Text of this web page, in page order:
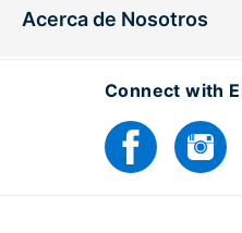
Acerca de Nosotros
Connect with